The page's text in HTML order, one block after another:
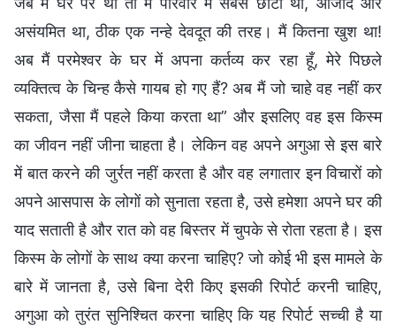
असंयमित था, ठीक एक नन्हे देवदूत की तरह। मैं कितना खुश था!
अब मैं परमेश्वर के घर में अपना कर्तव्य कर रहा हूँ, मेरे पिछले
व्यक्तित्व के चिन्ह कैसे गायब हो गए हैं? अब मैं जो चाहे वह नहीं कर
सकता, जैसा मैं पहले किया करता था” और इसलिए वह इस किस्म
का जीवन नहीं जीना चाहता है। लेकिन वह अपने अगुआ से इस बारे
में बात करने की जुर्रत नहीं करता है और वह लगातार इन विचारों को
अपने आसपास के लोगों को सुनाता रहता है, उसे हमेशा अपने घर की
याद सताती है और रात को वह बिस्तर में चुपके से रोता रहता है। इस
किस्म के लोगों के साथ क्या करना चाहिए? जो कोई भी इस मामले के
बारे में जानता है, उसे बिना देरी किए इसकी रिपोर्ट करनी चाहिए,
अगुआ को तुरंत सुनिश्चित करना चाहिए कि यह रिपोर्ट सच्ची है या